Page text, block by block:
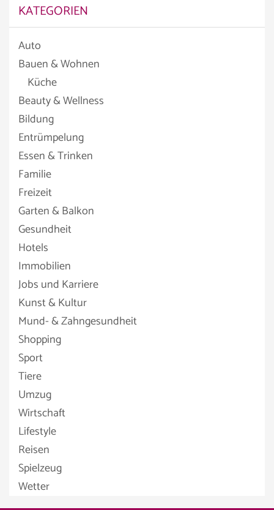
KATEGORIEN
Auto
Bauen & Wohnen
Küche
Beauty & Wellness
Bildung
Entrümpelung
Essen & Trinken
Familie
Freizeit
Garten & Balkon
Gesundheit
Hotels
Immobilien
Jobs und Karriere
Kunst & Kultur
Mund- & Zahngesundheit
Shopping
Sport
Tiere
Umzug
Wirtschaft
Lifestyle
Reisen
Spielzeug
Wetter